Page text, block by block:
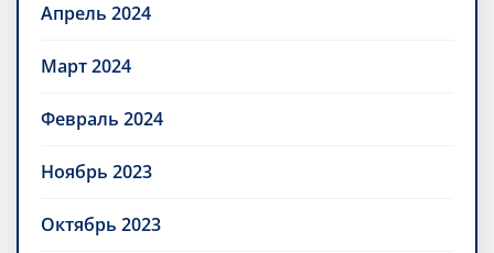
Апрель 2024
Март 2024
Февраль 2024
Ноябрь 2023
Октябрь 2023